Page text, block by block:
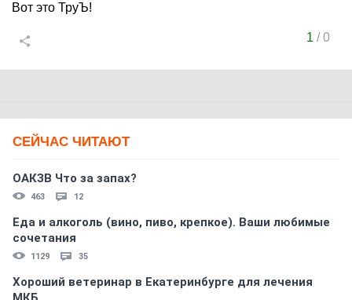
Вот это ТруЪ!
1 /0
СЕЙЧАС ЧИТАЮТ
ОАКЗВ Что за запах?
463 12
Еда и алкоголь (вино, пиво, крепкое). Ваши любимые
сочетания
1129 35
Хороший ветеринар в Екатеринбурге для лечения